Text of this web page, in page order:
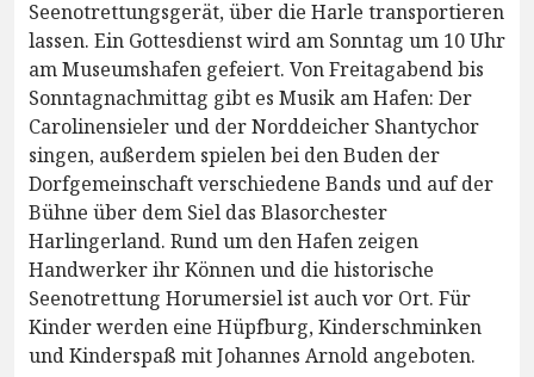
Seenotrettungsgerät, über die Harle transportieren
lassen. Ein Gottesdienst wird am Sonntag um 10 Uhr
am Museumshafen gefeiert. Von Freitagabend bis
Sonntagnachmittag gibt es Musik am Hafen: Der
Carolinensieler und der Norddeicher Shantychor
singen, außerdem spielen bei den Buden der
Dorfgemeinschaft verschiedene Bands und auf der
Bühne über dem Siel das Blasorchester
Harlingerland. Rund um den Hafen zeigen
Handwerker ihr Können und die historische
Seenotrettung Horumersiel ist auch vor Ort. Für
Kinder werden eine Hüpfburg, Kinderschminken
und Kinderspaß mit Johannes Arnold angeboten.